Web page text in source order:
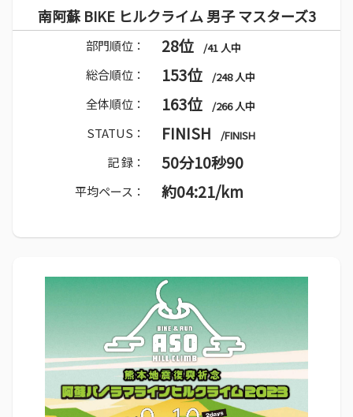
南阿蘇 BIKE ヒルクライム 男子 マスターズ3
部門順位： 28位 /41 人中
総合順位： 153位 /248 人中
全体順位： 163位 /266 人中
STATUS： FINISH /FINISH
記 録： 50分10秒90
平均ペース： 約04:21/km